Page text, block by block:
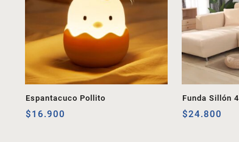
Espantacuco Pollito
$16.900
Funda Sillón 4
$24.800